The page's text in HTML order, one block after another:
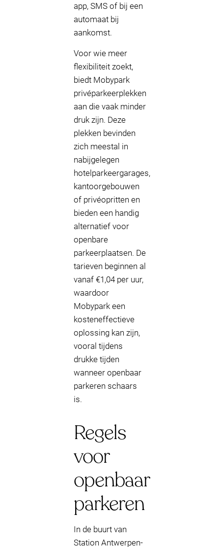
app, SMS of bij een
automaat bij
aankomst.
Voor wie meer
flexibiliteit zoekt,
biedt Mobypark
privéparkeerplekken
aan die vaak minder
druk zijn. Deze
plekken bevinden
zich meestal in
nabijgelegen
hotelparkeergarages,
kantoorgebouwen
of privéopritten en
bieden een handig
alternatief voor
openbare
parkeerplaatsen. De
tarieven beginnen al
vanaf €1,04 per uur,
waardoor
Mobypark een
kosteneffectieve
oplossing kan zijn,
vooral tijdens
drukke tijden
wanneer openbaar
parkeren schaars
is.
Regels
voor
openbaar
parkeren
In de buurt van
Station Antwerpen-